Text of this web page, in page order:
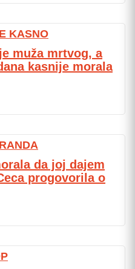
KASNO
muža mrtvog, a
kasnije morala
da joj dajem
progovorila o